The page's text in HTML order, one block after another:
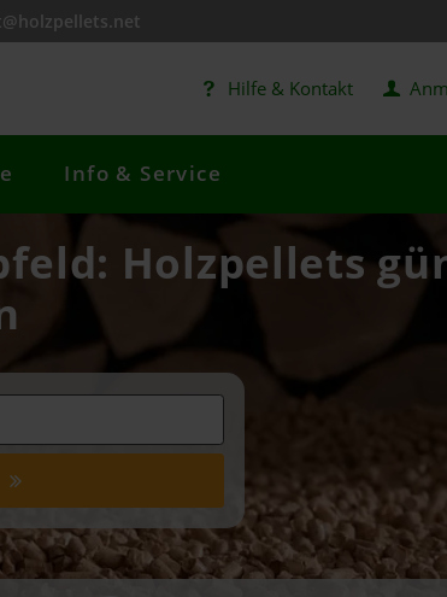
Hilfe & Kontakt
Info & Service
Holzpellets